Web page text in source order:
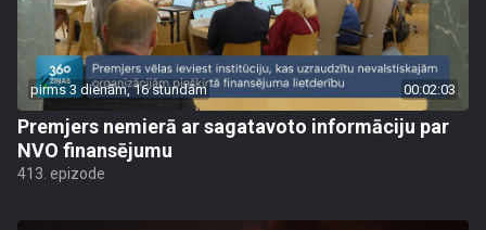
pirms 3 dienām, 16 stundām 00:02:03
Premjers nemierā ar sagatavoto informāciju par
NVO finansējumu
413. epizode